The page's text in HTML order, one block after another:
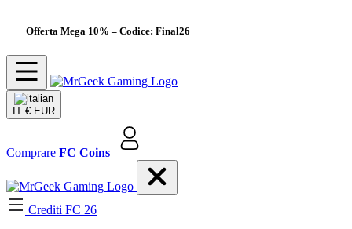
Offerta Mega 10% – Codice: Final26
IT € EUR
Comprare FC Coins
Crediti FC 26